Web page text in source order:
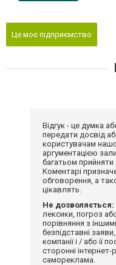
Це моє підприємство
Відгук - це думка
передати досвід
користувачам
аргументацією
багатьом прийняти
Коментарі
обговорення, а
цікавлять.
Не дозволяється:
лексики, погроз
порівняння з
безпідставні
компанії і / або її
сторонні
самореклама.